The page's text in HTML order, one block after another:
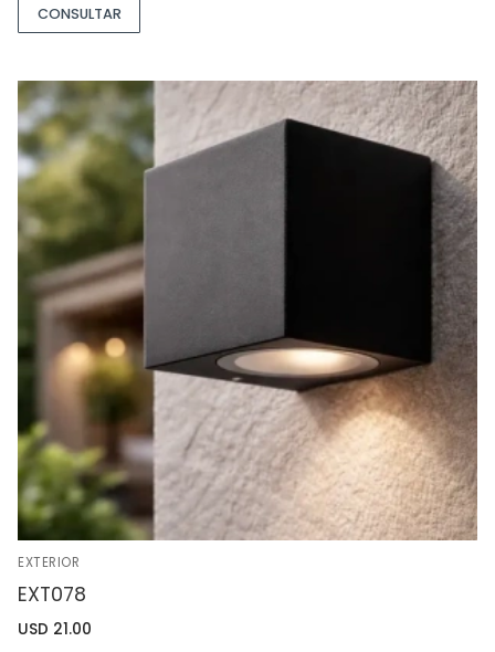
CONSULTAR
EXTERIOR
EXT078
USD 21.00